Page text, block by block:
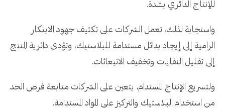
للإنتاج الدائري بشدة.
واستجابة لذلك، تعمل الشركات على تكثيف جهود الابتكار
الرامية إلى إيجاد بدائل مستدامة للبلاستيك، وتؤدي دائرية المنتج
إلى تقليل النفايات وتخفيف الانبعاثات.
ولتسريع الإنتاج المستدام، يتعين على الشركات متابعة فرص الحد
من استخدام البلاستيك والتركيز على المواد المستدامة.